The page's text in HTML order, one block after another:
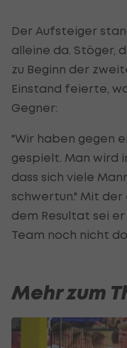
Der Aufsteiger
alleine da. Stöger,
zu Beginn der
Einstand feierte,
Gegner:
"Wir haben gegen
gespielt. Man wird
dass sich viele
schwertun." Mit der
dem Resultat sei
Team noch nicht
Mehr zum